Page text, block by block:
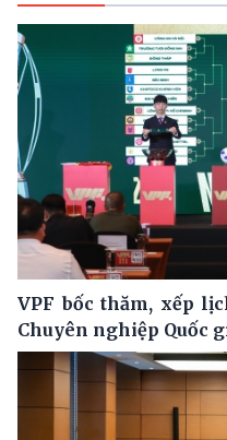
VPF bốc thăm, xếp
Chuyên nghiệp Quốc